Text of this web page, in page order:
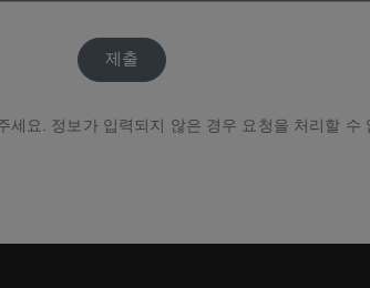
세요. 정보가 입력되지 않은 경우 요청을 처리할 수